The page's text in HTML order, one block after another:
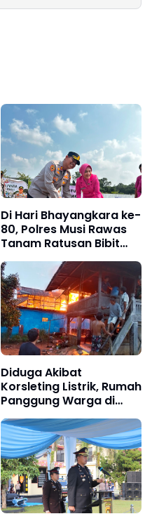
Di Hari Bhayangkara ke-
80, Polres Musi Rawas
Tanam Ratusan Bibit
Pohon untuk Kelestarian
Lingkungan
Diduga Akibat
Korsleting Listrik, Rumah
Panggung Warga di
Musi Rawas dilahap Si
Jago Merah ​